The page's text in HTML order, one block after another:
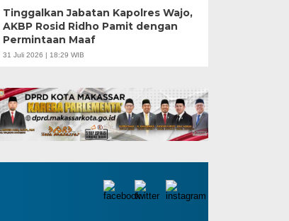
Tinggalkan Jabatan Kapolres Wajo,
AKBP Rosid Ridho Pamit dengan
Permintaan Maaf
31 Juli 2026 | 18:29 WIB